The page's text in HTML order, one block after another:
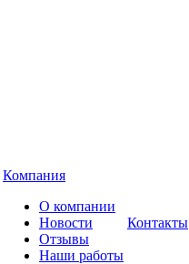
Компания
О компании
Новости
Отзывы
Наши работы
Контакты